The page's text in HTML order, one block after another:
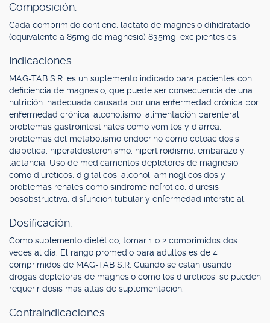
Composición.
Cada comprimido contiene: lactato de magnesio dihidratado
(equivalente a 85mg de magnesio) 835mg, excipientes cs.
Indicaciones.
MAG-TAB S.R. es un suplemento indicado para pacientes con
deficiencia de magnesio, que puede ser consecuencia de una
nutrición inadecuada causada por una enfermedad crónica por
enfermedad crónica, alcoholismo, alimentación parenteral,
problemas gastrointestinales como vómitos y diarrea,
problemas del metabolismo endocrino como cetoacidosis
diabética, hiperaldosteronismo, hipertiroidismo, embarazo y
lactancia. Uso de medicamentos depletores de magnesio
como diuréticos, digitálicos, alcohol, aminoglicósidos y
problemas renales como síndrome nefrótico, diuresis
posobstructiva, disfunción tubular y enfermedad intersticial.
Dosificación.
Como suplemento dietético, tomar 1 o 2 comprimidos dos
veces al día. El rango promedio para adultos es de 4
comprimidos de MAG-TAB S.R. Cuando se están usando
drogas depletoras de magnesio como los diuréticos, se pueden
requerir dosis más altas de suplementación.
Contraindicaciones.